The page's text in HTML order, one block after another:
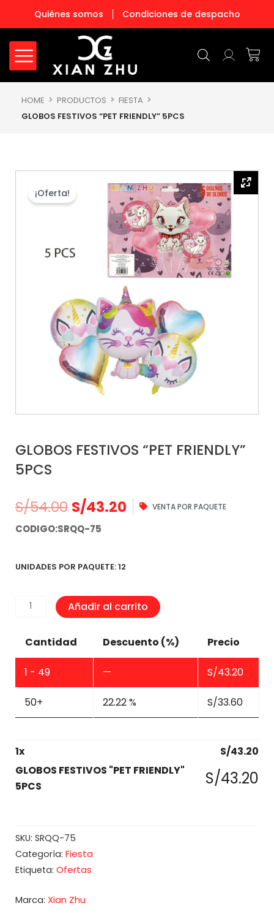
contenido
Quiénes somos Condiciones de despacho
HOME PRODUCTOS
FIESTA
GLOBOS FESTIVOS “PET FRIENDLY” 5PCS
¡Oferta!
GLOBOS FESTIVOS “PET FRIENDLY”
5PCS
S/54.00 S/43.20 VENTA POR PAQUETE
CODIGO:SRQQ-75
UNIDADES POR PAQUETE: 12
GLOBOS
FESTIVOS
5PCS
Añadir al carrito
Cantidad Descuento (%) Precio
1 - 49 — S/43.20
50+ 22.22 % S/33.60
1x S/43.20
GLOBOS FESTIVOS "PET FRIENDLY"
5PCS
S/43.20
SKU: SRQQ-75
Categoría: Fiesta
Etiqueta: Ofertas
Marca: Xian Zhu